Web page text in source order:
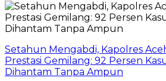
Setahun Mengabdi, Kapolres
Prestasi Gemilang: 92 Persen
Dihantam Tanpa Ampun